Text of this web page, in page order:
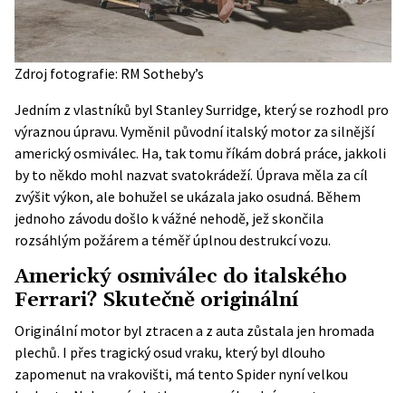
Zdroj fotografie: RM Sotheby’s
Jedním z vlastníků byl Stanley Surridge, který se rozhodl pro
výraznou úpravu. Vyměnil původní italský motor za silnější
americký osmiválec. Ha, tak tomu říkám dobrá práce, jakkoli
by to někdo mohl nazvat svatokrádeží. Úprava měla za cíl
zvýšit výkon, ale bohužel se ukázala jako osudná. Během
jednoho závodu došlo k vážné nehodě, jež skončila
rozsáhlým požárem a téměř úplnou destrukcí vozu.
Americký osmiválec do italského
Ferrari? Skutečně originální
Originální motor byl ztracen a z auta zůstala jen hromada
plechů. I přes tragický osud vraku, který byl dlouho
zapomenut na vrakovišti, má tento Spider nyní velkou